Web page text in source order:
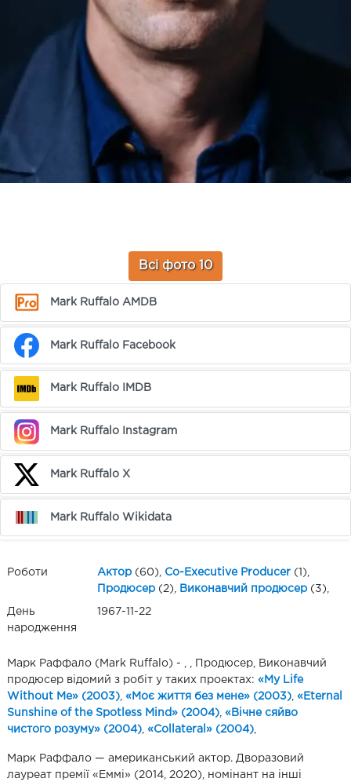
Всі фото 10
Mark Ruffalo AMDB
Mark Ruffalo Facebook
Mark Ruffalo IMDB
Mark Ruffalo Instagram
Mark Ruffalo X
Mark Ruffalo Wikidata
Роботи Актор (60), Co-Executive Producer (1),
Продюсер (2), Виконавчий продюсер (3),
День
народження
1967-11-22
Марк Раффало (Mark Ruffalo) - , , Продюсер, Виконавчий
продюсер відомий з робіт у таких проектах: «My Life
Without Me» (2003) «Моє життя без мене» (2003) «Eternal
Sunshine of the Spotless Mind» (2004) «Вічне сяйво
чистого розуму» (2004) «Collateral» (2004)
Марк Раффало — американський актор. Дворазовий
лауреат премії «Еммі» (2014, 2020), номінант на інші